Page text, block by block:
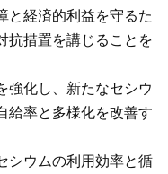
と経済的利益を守るた
抗措置を講じることを
強化し、新たなセシウ
給率と多様化を改善す
シウムの利用効率と循